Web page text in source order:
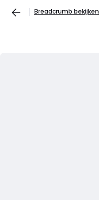
Breadcrumb bekijken